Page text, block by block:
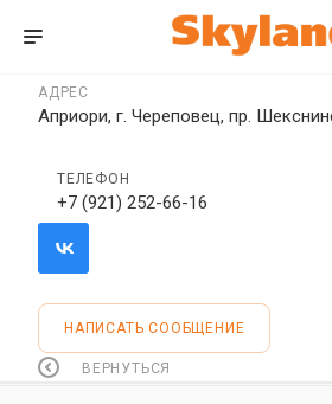
АДРЕС
Априори, г. Череповец, пр.
ТЕЛЕФОН
+7 (921) 252-66-16
НАПИСАТЬ СООБЩЕНИЕ
ВЕРНУТЬСЯ